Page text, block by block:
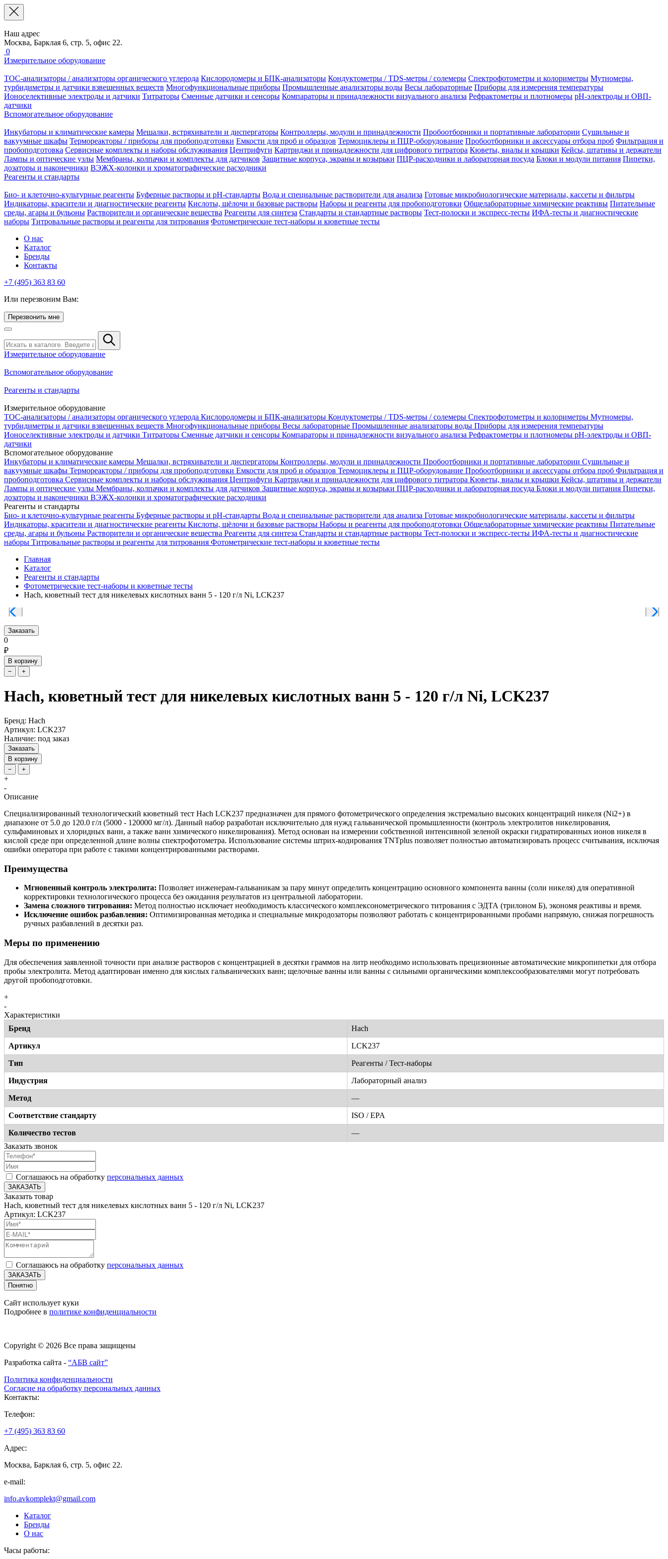
Наш адрес
Москва, Барклая 6, стр. 5, офис 22.
0
Измерительное оборудование
TOC-анализаторы / анализаторы органического углерода Кислородомеры и БПК-анализаторы Кондуктометры / TDS-метры / солемеры Спектрофотометры и колориметры Мутномеры,
турбидиметры и датчики взвешенных веществ Многофункциональные приборы Промышленные анализаторы воды Весы лабораторные Приборы для измерения температуры
Ионоселективные электроды и датчики Титраторы Сменные датчики и сенсоры Компараторы и принадлежности визуального анализа Рефрактометры и плотномеры pH-электроды и ОВП-
датчики
Вспомогательное оборудование
Инкубаторы и климатические камеры Мешалки, встряхиватели и диспергаторы Контроллеры, модули и принадлежности Пробоотборники и портативные лаборатории Сушильные и
вакуумные шкафы Термореакторы / приборы для пробоподготовки Емкости для проб и образцов Термоциклеры и ПЦР-оборудование Пробоотборники и аксессуары отбора проб Фильтрация и
пробоподготовка Сервисные комплекты и наборы обслуживания Центрифуги Картриджи и принадлежности для цифрового титратора Кюветы, виалы и крышки Кейсы, штативы и держатели
Лампы и оптические узлы Мембраны, колпачки и комплекты для датчиков Защитные корпуса, экраны и козырьки ПЦР-расходники и лабораторная посуда Блоки и модули питания Пипетки,
дозаторы и наконечники ВЭЖХ-колонки и хроматографические расходники
Реагенты и стандарты
Био- и клеточно-культурные реагенты Буферные растворы и pH-стандарты Вода и специальные растворители для анализа Готовые микробиологические материалы, кассеты и фильтры
Индикаторы, красители и диагностические реагенты Кислоты, щёлочи и базовые растворы Наборы и реагенты для пробоподготовки Общелабораторные химические реактивы Питательные
среды, агары и бульоны Растворители и органические вещества Реагенты для синтеза Стандарты и стандартные растворы Тест-полоски и экспресс-тесты ИФА-тесты и диагностические
наборы Титровальные растворы и реагенты для титрования Фотометрические тест-наборы и кюветные тесты
О нас
Каталог
Бренды
Контакты
+7 (495) 363 83 60
Или перезвоним Вам:
Перезвонить мне
Измерительное оборудование
Вспомогательное оборудование
Реагенты и стандарты
Измерительное оборудование
TOC-анализаторы / анализаторы органического углерода Кислородомеры и БПК-анализаторы Кондуктометры / TDS-метры / солемеры Спектрофотометры и колориметры Мутномеры,
турбидиметры и датчики взвешенных веществ Многофункциональные приборы Весы лабораторные Промышленные анализаторы воды Приборы для измерения температуры
Ионоселективные электроды и датчики Титраторы Сменные датчики и сенсоры Компараторы и принадлежности визуального анализа Рефрактометры и плотномеры pH-электроды и ОВП-
датчики
Вспомогательное оборудование
Инкубаторы и климатические камеры Мешалки, встряхиватели и диспергаторы Контроллеры, модули и принадлежности Пробоотборники и портативные лаборатории Сушильные и
вакуумные шкафы Термореакторы / приборы для пробоподготовки Емкости для проб и образцов Термоциклеры и ПЦР-оборудование Пробоотборники и аксессуары отбора проб Фильтрация и
пробоподготовка Сервисные комплекты и наборы обслуживания Центрифуги Картриджи и принадлежности для цифрового титратора Кюветы, виалы и крышки Кейсы, штативы и держатели
Лампы и оптические узлы Мембраны, колпачки и комплекты для датчиков Защитные корпуса, экраны и козырьки ПЦР-расходники и лабораторная посуда Блоки и модули питания Пипетки,
дозаторы и наконечники ВЭЖХ-колонки и хроматографические расходники
Реагенты и стандарты
Био- и клеточно-культурные реагенты Буферные растворы и pH-стандарты Вода и специальные растворители для анализа Готовые микробиологические материалы, кассеты и фильтры
Индикаторы, красители и диагностические реагенты Кислоты, щёлочи и базовые растворы Наборы и реагенты для пробоподготовки Общелабораторные химические реактивы Питательные
среды, агары и бульоны Растворители и органические вещества Реагенты для синтеза Стандарты и стандартные растворы Тест-полоски и экспресс-тесты ИФА-тесты и диагностические
наборы Титровальные растворы и реагенты для титрования Фотометрические тест-наборы и кюветные тесты
Главная
Каталог
Реагенты и стандарты
Фотометрические тест-наборы и кюветные тесты
Hach, кюветный тест для никелевых кислотных ванн 5 - 120 г/л Ni, LCK237
Заказать
0
₽
В корзину
−
+
Hach, кюветный тест для никелевых кислотных ванн 5 - 120 г/л Ni, LCK237
Бренд: Hach
Артикул: LCK237
Наличие: под заказ
Заказать
В корзину
−
+
+
-
Описание
Специализированный технологический кюветный тест Hach LCK237 предназначен для прямого фотометрического определения экстремально высоких концентраций никеля (Ni2+) в
диапазоне от 5.0 до 120.0 г/л (5000 - 120000 мг/л). Данный набор разработан исключительно для нужд гальванической промышленности (контроль электролитов никелирования,
сульфаминовых и хлоридных ванн, а также ванн химического никелирования). Метод основан на измерении собственной интенсивной зеленой окраски гидратированных ионов никеля в
кислой среде при определенной длине волны спектрофотометра. Использование системы штрих-кодирования TNTplus позволяет полностью автоматизировать процесс считывания, исключая
ошибки оператора при работе с такими концентрированными растворами.
Преимущества
Мгновенный контроль электролита: Позволяет инженерам-гальваникам за пару минут определить концентрацию основного компонента ванны (соли никеля) для оперативной
корректировки технологического процесса без ожидания результатов из центральной лаборатории.
Замена сложного титрования: Метод полностью исключает необходимость классического комплексонометрического титрования с ЭДТА (трилоном Б), экономя реактивы и время.
Исключение ошибок разбавления: Оптимизированная методика и специальные микродозаторы позволяют работать с концентрированными пробами напрямую, снижая погрешность
ручных разбавлений в десятки раз.
Меры по применению
Для обеспечения заявленной точности при анализе растворов с концентрацией в десятки граммов на литр необходимо использовать прецизионные автоматические микропипетки для отбора
пробы электролита. Метод адаптирован именно для кислых гальванических ванн; щелочные ванны или ванны с сильными органическими комплексообразователями могут потребовать
другой пробоподготовки.
+
-
Характеристики
Бренд
Hach
Артикул LCK237
Тип Реагенты / Тест-наборы
Индустрия Лабораторный анализ
Метод —
Соответствие стандарту ISO / EPA
Количество тестов
—
Заказать звонок
Соглашаюсь на обработку персональных данных
ЗАКАЗАТЬ
Заказать товар
Hach, кюветный тест для никелевых кислотных ванн 5 - 120 г/л Ni, LCK237
Артикул: LCK237
Соглашаюсь на обработку персональных данных
ЗАКАЗАТЬ
Понятно
Сайт использует куки
Подробнее в политике конфиденциальности
Copyright © 2026 Все права защищены
Разработка сайта - “АБВ сайт”
Политика конфиденциальности
Согласие на обработку персональных данных
Контакты:
Телефон:
+7 (495) 363 83 60
Адрес:
Москва, Барклая 6, стр. 5, офис 22.
e-mail:
info.avkomplekt@gmail.com
Каталог
Бренды
О нас
Часы работы: